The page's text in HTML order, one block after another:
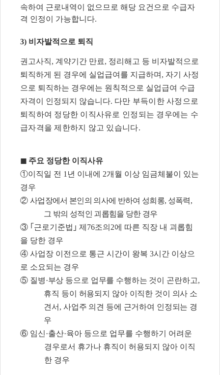
속하여 근로내역이 없으므로 해당 요건으로 수급자
격 인정이 가능합니다.
3) 비자발적으로 퇴직
권고사직, 계약기간 만료, 정리해고 등 비자발적으로
퇴직하게 된 경우에 실업급여를 지급하며 , 자기 사정
으로 퇴직하는 경우에는 원칙적으로 실업급여 수급
자격이 인정되지 않습니다. 다만 부득이한 사정으로
퇴직하여 정당한 이직사유로 인정되는 경우에는 수
급자격을 제한하지 않고 있습니다.
◼ 주요 정당한 이직사유
①이직일 전 1년 이내에 2개월 이상 임금체불이 있는
경우
② 사업장에서 본인의 의사에 반하여 성희롱, 성폭력,
그 밖의 성적인 괴롭힘을 당한 경우
③ ｢ 근로기준법 ｣ 제 76조의 2에 따른 직장 내 괴롭힘
을 당한 경우
④ 사업장 이전으로 통근 시간이 왕복 3시간 이상으
로 소요되는 경우
⑤ 질병·부상 등으로 업무를 수행하는 것이 곤란하고,
휴직 등이 허용되지 않아 이직한 것이 의사 소
견서 , 사업주 의견 등에 근거하여 인정되는 경
우
⑥ 임신·출산·육아 등으로 업무를 수행하기 어려운
경우로서 휴가나 휴직이 허용되지 않아 이직
한 경우